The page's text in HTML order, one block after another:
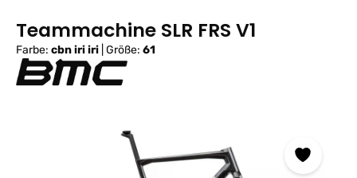
Teammachine SLR FRS V1
Farbe: cbn iri iri Größe: 61